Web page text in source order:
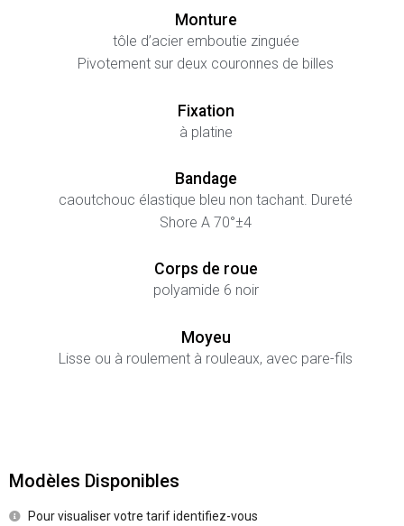
Monture
tôle d’acier emboutie zinguée
Pivotement sur deux couronnes de billes
Fixation
à platine
Bandage
caoutchouc élastique bleu non tachant. Dureté
Shore A 70°±4
Corps de roue
polyamide 6 noir
Moyeu
Lisse ou à roulement à rouleaux, avec pare-fils
Modèles Disponibles
Pour visualiser votre tarif identifiez-vous